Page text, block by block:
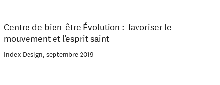
Centre de bien-être Évolution : favoriser le
mouvement et l’esprit saint
Index-Design, septembre 2019